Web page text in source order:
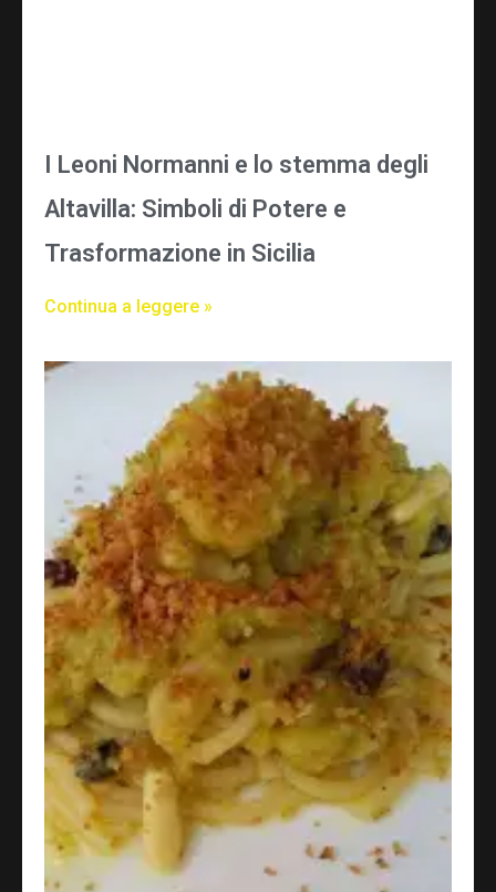
I Leoni Normanni e lo stemma degli
Altavilla: Simboli di Potere e
Trasformazione in Sicilia
Continua a leggere »